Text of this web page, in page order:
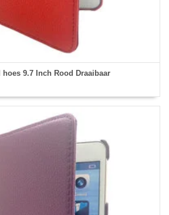
hoes 9.7 Inch Rood Draaibaar